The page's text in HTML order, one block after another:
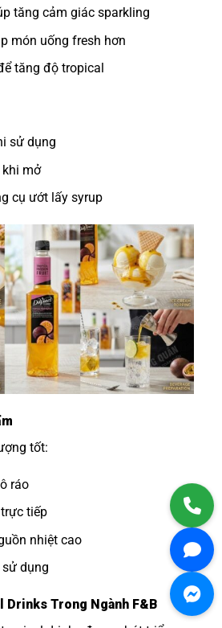
tăng cảm giác sparkling
món uống fresh hơn
tăng độ tropical
sử dụng
mở
cụ ướt lấy syrup
tốt:
ráo
tiếp
nhiệt cao
dụng
Drinks Trong Ngành F&B